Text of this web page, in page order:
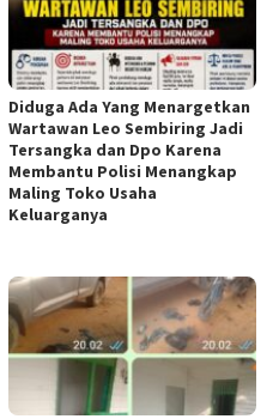
Diduga Ada Yang Menargetkan
Wartawan Leo Sembiring Jadi
Tersangka dan Dpo Karena
Membantu Polisi Menangkap
Maling Toko Usaha
Keluarganya